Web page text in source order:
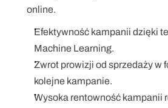
online.
Efektywność kampanii dzięki
Machine Learning.
Zwrot prowizji od sprzedaży w
kolejne kampanie.
Wysoka rentowność kampanii